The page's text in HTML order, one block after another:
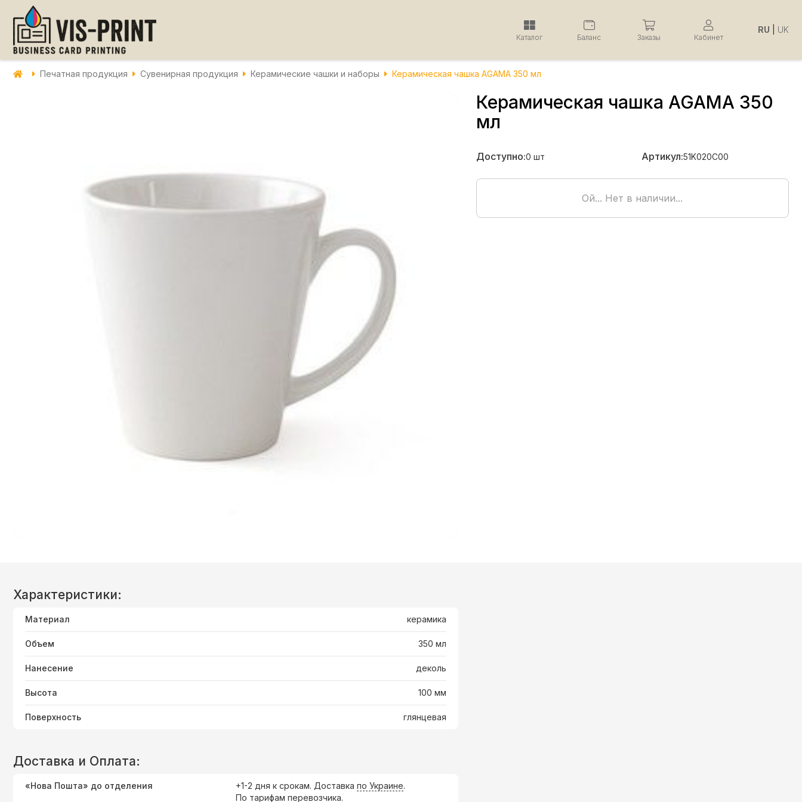
Каталог Баланс Заказы Кабинет
RU UK
Печатная продукция Сувенирная продукция Керамические чашки и наборы Керамическая чашка AGAMA 350 мл
Керамическая чашка AGAMA 350
мл
Доступно:0 шт Артикул:51K020C00
Ой... Нет в наличии...
Характеристики:
Материал керамика
Объем 350 мл
Нанесение деколь
Высота 100 мм
Поверхность глянцевая
Доставка и Оплата:
«Нова Пошта» до отделения +1-2 дня к срокам. Доставка по Украине.
По тарифам перевозчика.